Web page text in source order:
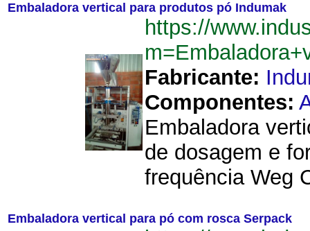
Embaladora vertical para produtos pó Indumak
https://
Fabricante:
Componentes:
Embaladora
de dosagem e
frequência Weg
Embaladora vertical para pó com rosca Serpack